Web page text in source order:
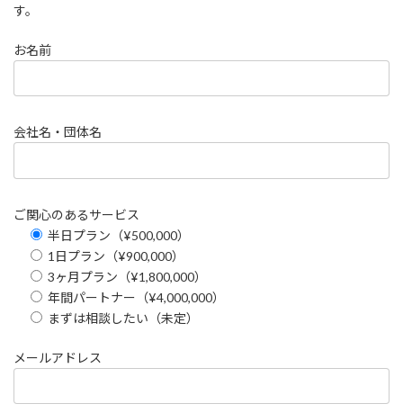
す。
お名前
会社名・団体名
ご関心のあるサービス
半日プラン（¥500,000）
1日プラン（¥900,000）
3ヶ月プラン（¥1,800,000）
年間パートナー（¥4,000,000）
まずは相談したい（未定）
メールアドレス